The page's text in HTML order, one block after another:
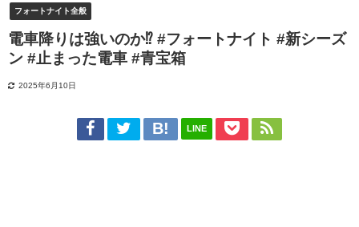
フォートナイト全般
電車降りは強いのか⁉️ #フォートナイト #新シーズ
ン #止まった電車 #青宝箱
2025年6月10日
LINE